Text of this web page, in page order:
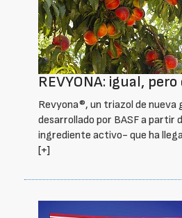
REVYONA: igual,
Revyona®, un triazol de nueva
desarrollado por BASF a partir
ingrediente activo- que ha
[+]